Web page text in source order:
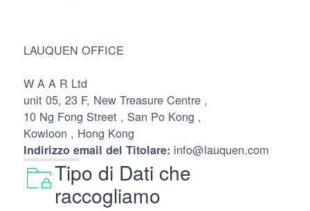
LAUQUEN OFFICE
W A A R Ltd
unit 05, 23 F, New Treasure Centre ,
10 Ng Fong Street , San Po Kong ,
Kowloon , Hong Kong
Indirizzo email del Titolare: info@lauquen.com
Tipo di Dati che
raccogliamo